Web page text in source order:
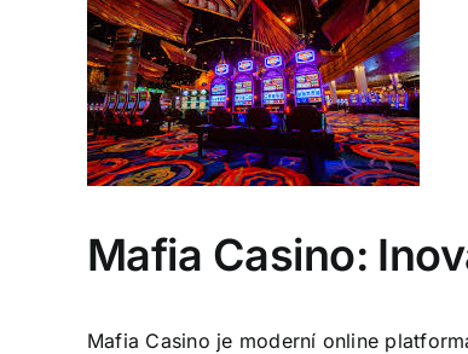
Mafia Casino:
Mafia Casino je moderní online